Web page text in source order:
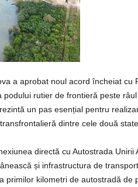
a aprobat noul acord încheiat cu
rutier de frontieră peste
un pas esențial pentru
dintre cele două state.
directă cu Autostrada Unirii
și infrastructura de
primilor kilometri de autostradă de